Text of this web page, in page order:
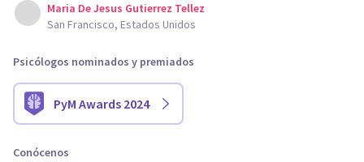
Maria De Jesus Gutierrez Tellez
San Francisco, Estados Unidos
Psicólogos nominados y premiados
PyM Awards 2024
Conócenos